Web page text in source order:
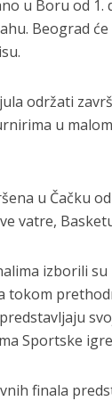
u Boru od 1.
Beograd
održati
u
u Čačku
vatre,
izborili
tokom
Sportske
finala